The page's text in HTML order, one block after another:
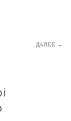
ДАЛЕЕ →